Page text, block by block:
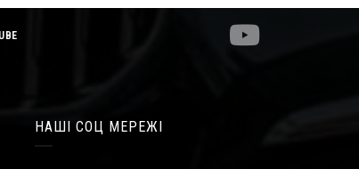
НАШІ СОЦ МЕРЕЖІ